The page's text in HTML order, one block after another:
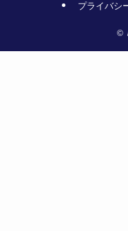
プライバシ
©